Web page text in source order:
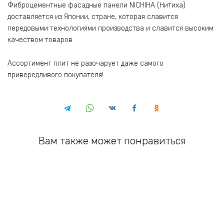
Фиброцементные фасадные панели NICHIHA (Нитиха)
доставляется из Японии, стране, которая славится
передовыми технологиями производства и славится высоким
качеством товаров.
Ассортимент плит не разочарует даже самого
привередливого покупателя!
Вам также может понравиться